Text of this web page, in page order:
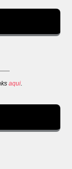
aqui.